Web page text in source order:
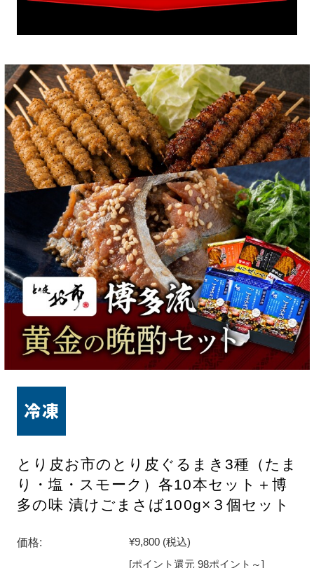
とり皮お市のとり皮ぐるまき3種（たま
り・塩・スモーク）各10本セット＋博
多の味 漬けごまさば100g×３個セット
価格: ¥9,800 (税込)
[ポイント還元 98ポイント～]